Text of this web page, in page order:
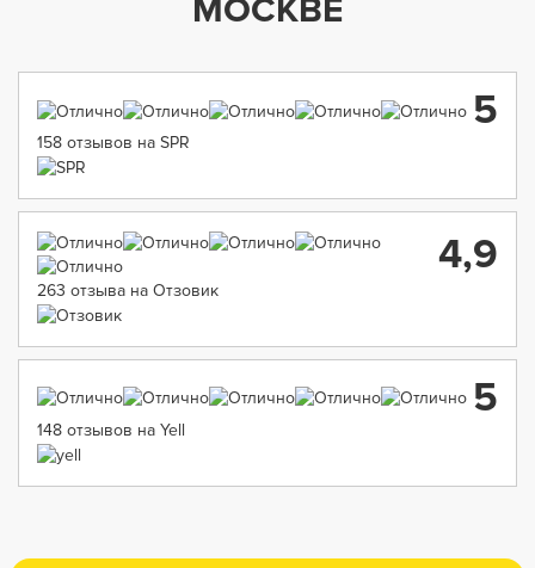
МОСКВЕ
5
158 отзывов на SPR
4,9
263 отзыва на Отзовик
5
148 отзывов на Yell